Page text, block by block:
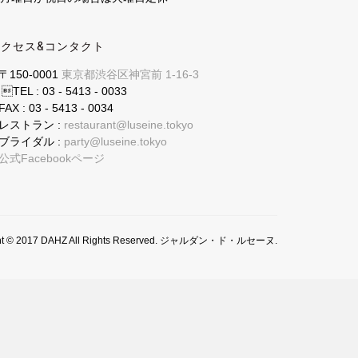
セス&コンタクト
〒150-0001東京都渋谷区神宮前 1-16-3
TEL : 03 - 5413 - 0033
FAX : 03 - 5413 - 0034
レストラン : restaurant@luseine.tokyo
ブライダル : party@luseine.tokyo
式Facebookページ
© 2017 DAHZ All Rights Reserved. ジャルダン・ド・ルセーヌ.